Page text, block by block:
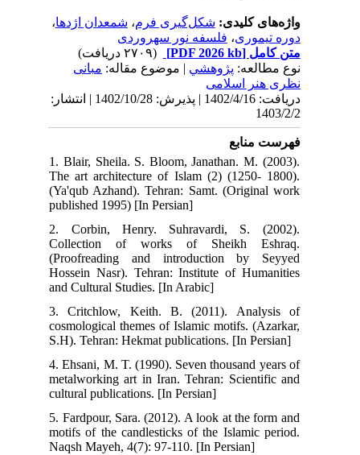
واژه‌های کلیدی:شکل‌گیری فرم،شمعدان اژدها،
دوره تیموری، فلسفه نور سهروردی
متن کامل[PDF 2026 kb]
(۲۷۰۹ دریافت)
نوع مطالعه: پژوهشي | موضوع مقاله:مبانی
نظری هنر اسلامی
دریافت: 1402/4/16 | پذیرش: 1402/10/28 | انتشار:
فهرست منابع
1. Blair, Sheila. S. Bloom, Janathan. M. (2003).
The art architecture of Islam (2) (1250- 1800).
(Ya'qub Azhand). Tehran: Samt. (Original work
published 1995) [In Persian]
2. Corbin, Henry. Suhravardi, S. (2002).
Collection of works of Sheikh Eshraq.
(Proofreading and introduction by Seyyed
Hossein Nasr). Tehran: Institute of Humanities
and Cultural Studies. [In Arabic]
3. Critchlow, Keith. B. (2011). Analysis of
cosmological themes of Islamic motifs. (Azarkar,
S.H). Tehran: Hekmat publications. [In Persian]
4. Ehsani, M. T. (1990). Seven thousand years of
metalworking art in Iran. Tehran: Scientific and
cultural publications. [In Persian]
5. Fardpour, Sara. (2012). A look at the form and
motifs of the candlesticks of the Islamic period.
Naqsh Mayeh, 4(7): 97-110. [In Persian]